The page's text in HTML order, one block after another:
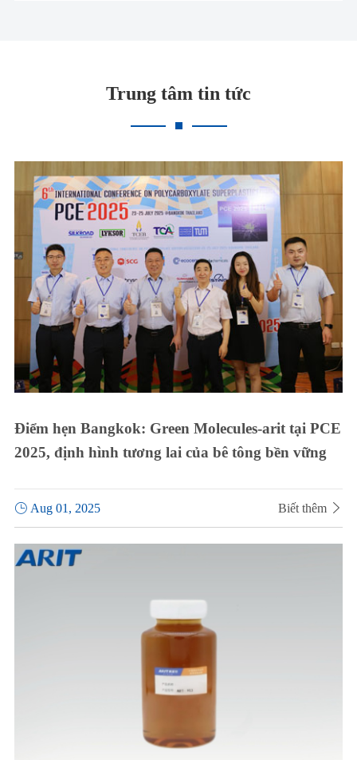
Trung tâm tin tức
Điểm hẹn Bangkok: Green Molecules-arit tại PCE
2025, định hình tương lai của bê tông bền vững
Aug 01, 2025 Biết thêm 